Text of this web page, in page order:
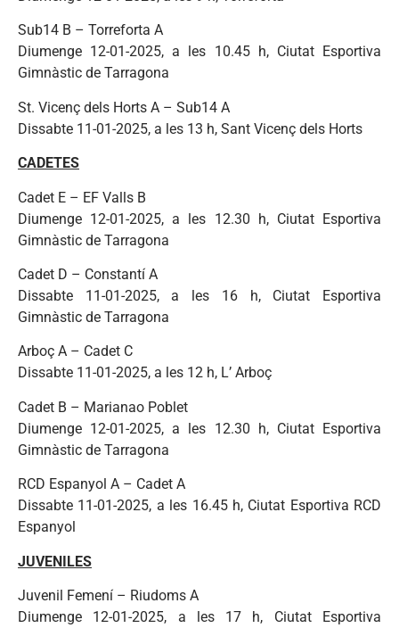
Sub14 B – Torreforta A
Diumenge 12-01-2025, a les 10.45 h, Ciutat Esportiva
Gimnàstic de Tarragona
St. Vicenç dels Horts A – Sub14 A
Dissabte 11-01-2025, a les 13 h, Sant Vicenç dels Horts
CADETES
Cadet E – EF Valls B
Diumenge 12-01-2025, a les 12.30 h, Ciutat Esportiva
Gimnàstic de Tarragona
Cadet D – Constantí A
Dissabte 11-01-2025, a les 16 h, Ciutat Esportiva
Gimnàstic de Tarragona
Arboç A – Cadet C
Dissabte 11-01-2025, a les 12 h, L’ Arboç
Cadet B – Marianao Poblet
Diumenge 12-01-2025, a les 12.30 h, Ciutat Esportiva
Gimnàstic de Tarragona
RCD Espanyol A – Cadet A
Dissabte 11-01-2025, a les 16.45 h, Ciutat Esportiva RCD
Espanyol
JUVENILES
Juvenil Femení – Riudoms A
Diumenge 12-01-2025, a les 17 h, Ciutat Esportiva